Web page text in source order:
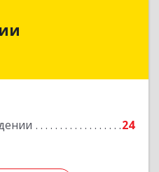
24
край, Минусинск г,